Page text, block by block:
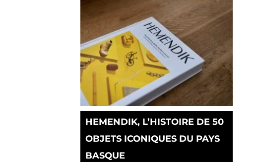
HEMENDIK, L’HISTOIRE DE 50
OBJETS ICONIQUES DU PAYS
BASQUE